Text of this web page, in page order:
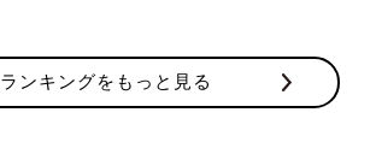
ランキングをもっと見る